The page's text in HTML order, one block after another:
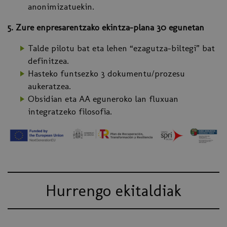
anonimizatuekin.
5. Zure enpresarentzako ekintza-plana 30 egunetan
Talde pilotu bat eta lehen “ezagutza-biltegi” bat
definitzea.
Hasteko funtsezko 3 dokumentu/prozesu
aukeratzea.
Obsidian eta AA eguneroko lan fluxuan
integratzeko filosofia.
Hurrengo ekitaldiak